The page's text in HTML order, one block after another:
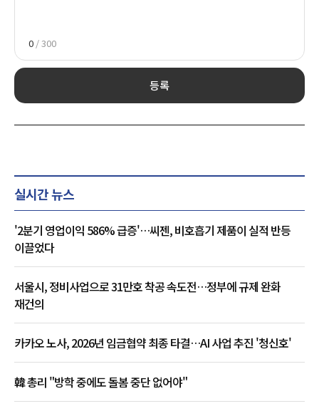
0 / 300
등록
실시간 뉴스
'2분기 영업이익 586% 급증'…씨젠, 비호흡기 제품이 실적 반등
이끌었다
서울시, 정비사업으로 31만호 착공 속도전…정부에 규제 완화
재건의
카카오 노사, 2026년 임금협약 최종 타결…AI 사업 추진 '청신호'
韓 총리 "방학 중에도 돌봄 중단 없어야"